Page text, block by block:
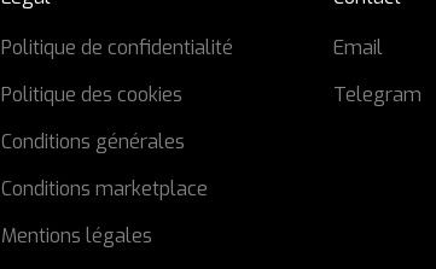
Politique de confidentialité
Politique des cookies
Conditions générales
Conditions marketplace
Mentions légales
Email
Telegram